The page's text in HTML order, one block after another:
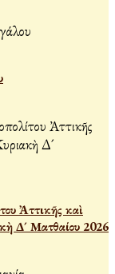
Ἀττικῆς καὶ
Δ´ Ματθαίου 2026